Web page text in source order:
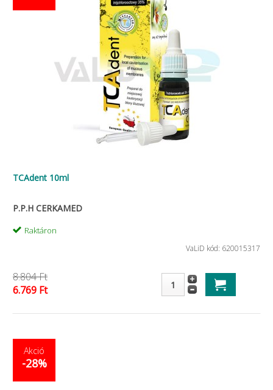
TCAdent 10ml
P.P.H CERKAMED
Raktáron
VaLiD kód: 620015317
8.804 Ft
6.769 Ft
Akció
-28%